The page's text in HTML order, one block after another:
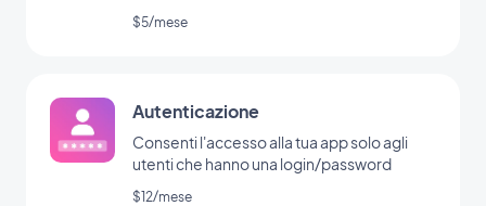
$5/mese
Autenticazione
Consenti l'accesso alla tua app solo agli
utenti che hanno una login/password
$12/mese